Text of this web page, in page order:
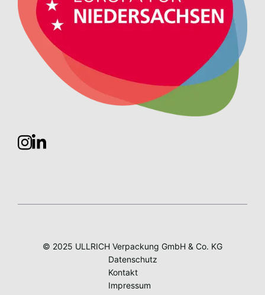
© 2025 ULLRICH Verpackung GmbH & Co. KG
Datenschutz
Kontakt
Impressum